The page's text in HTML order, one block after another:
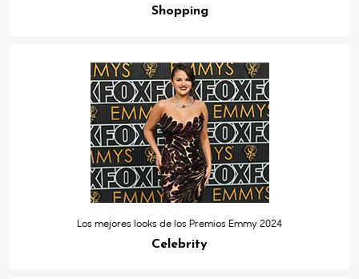
Shopping
Los mejores looks de los Premios Emmy 2024
Celebrity